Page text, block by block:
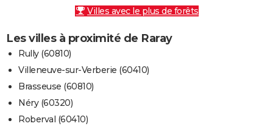
Villes avec le plus de forêts
Les villes à proximité de Raray
Rully (60810)
Villeneuve-sur-Verberie (60410)
Brasseuse (60810)
Néry (60320)
Roberval (60410)